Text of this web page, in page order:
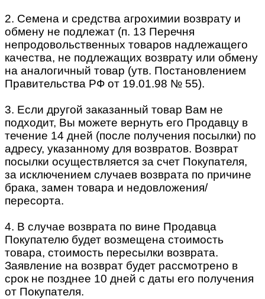
2. Семена и средства агрохимии возврату и
обмену не подлежат (п. 13 Перечня
непродовольственных товаров надлежащего
качества, не подлежащих возврату или обмену
на аналогичный товар (утв. Постановлением
Правительства РФ от 19.01.98 № 55).
3. Если другой заказанный товар Вам не
подходит, Вы можете вернуть его Продавцу в
течение 14 дней (после получения посылки) по
адресу, указанному для возвратов. Возврат
посылки осуществляется за счет Покупателя,
за исключением случаев возврата по причине
брака, замен товара и недовложения/
пересорта.
4. В случае возврата по вине Продавца
Покупателю будет возмещена стоимость
товара, стоимость пересылки возврата.
Заявление на возврат будет рассмотрено в
срок не позднее 10 дней с даты его получения
от Покупателя.